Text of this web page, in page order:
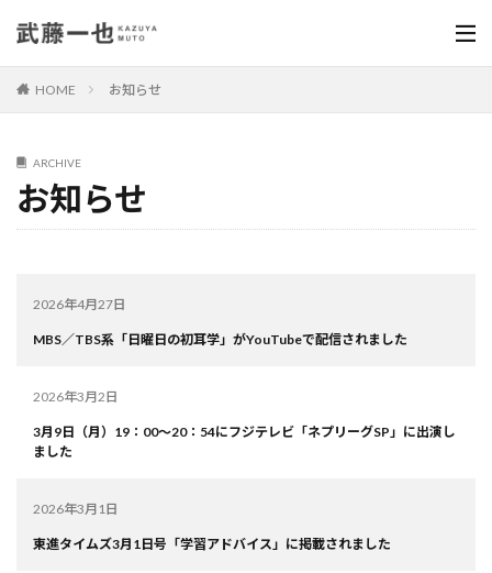
HOME お知らせ
ARCHIVE
お知らせ
2026年4月27日
MBS／TBS系「日曜日の初耳学」がYouTubeで配信されました
2026年3月2日
3月9日（月）19：00～20：54にフジテレビ「ネプリーグSP」に出演し
ました
2026年3月1日
東進タイムズ3月1日号「学習アドバイス」に掲載されました